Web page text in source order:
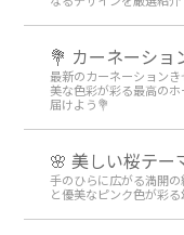
💐 カーネーショ
最新のカーネーション
美な色彩が彩る最高の
届けよう💐
🌸 美しい桜テー
手のひらに広がる満開
と優美なピンク色が彩